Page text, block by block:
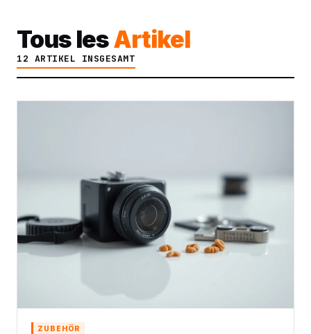
Tous lesArtikel
12 ARTIKEL INSGESAMT
ZUBEHÖR